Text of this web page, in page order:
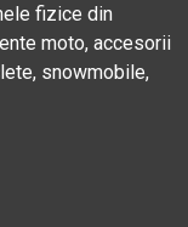
fizice din
moto, accesorii
snowmobile,